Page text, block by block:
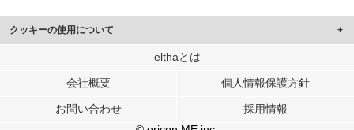
クッキーの使用について
このサイトでは Cookie を使用して、ユーザーに合わせたコンテンツや広告の
行っています。
メディアや広告配信、データ解析の各パートナーに提供しています。
各パートナーは、この情報とユーザーが各パートナーに提供した他の情報や、
elthaとは
会社概要 個人情報保護方針
お問い合わせ
採用情報